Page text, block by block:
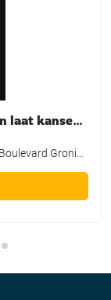
Kijkdag Leisure Boulevard Groningen laat kansen voor nieuwe leisurebestemming zien